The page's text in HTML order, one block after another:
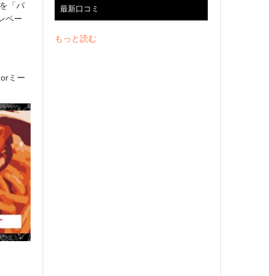
「パ
ペー
ミー
最新口コミ
もっと読む